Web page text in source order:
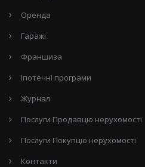
Оренда
Гаражі
Франшиза
Іпотечні програми
Журнал
Послуги Продавцю нерухомості
Послуги Покупцю нерухомості
Контакти